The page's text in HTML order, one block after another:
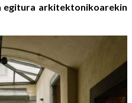
egitura arkitektonikoarekin